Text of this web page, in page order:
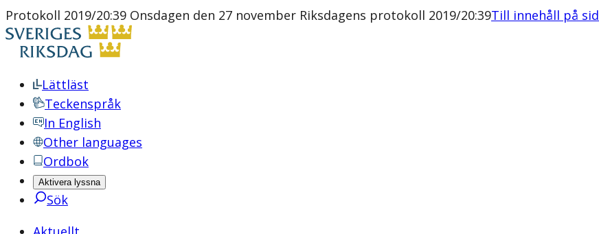
Protokoll 2019/20:39 Onsdagen den 27 november Riksdagens protokoll 2019/20:39Till innehåll på
Lättläst
Teckenspråk
In English
Other languages
Ordbok
Aktivera lyssna
Sök